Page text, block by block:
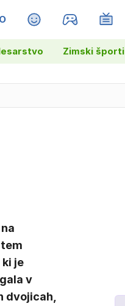
MAGAZIN
Zimski športi
je
v
dvojicah,